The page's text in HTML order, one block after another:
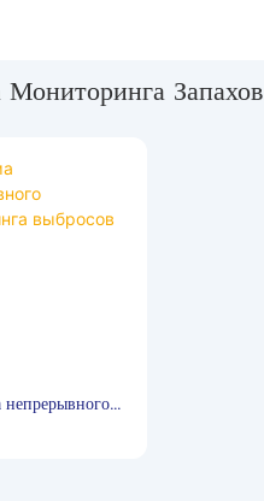
Мониторинга Запахов
непрерывного